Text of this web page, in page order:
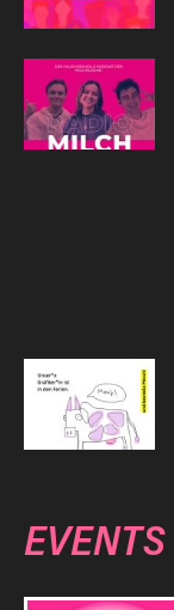
EVENTS